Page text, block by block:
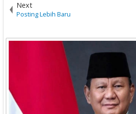
Next
Posting Lebih Baru